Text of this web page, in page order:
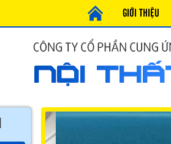
GIỚI THIỆU